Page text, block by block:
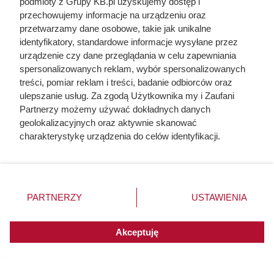
Wskoczyła w suknie i odparła zbrojny najazd na
Zamość. Kim była najodważniejsza magnatka XVII
wieku?
przechowujemy informacje na urządzeniu oraz
przetwarzamy dane osobowe, takie jak unikalne
identyfikatory, standardowe informacje wysyłane przez
urządzenie czy dane przeglądania w celu zapewniania
spersonalizowanych reklam, wybór spersonalizowanych
treści, pomiar reklam i treści, badanie odbiorców oraz
ulepszanie usług. Za zgodą Użytkownika my i Zaufani
Partnerzy możemy używać dokładnych danych
geolokalizacyjnych oraz aktywnie skanować
charakterystykę urządzenia do celów identyfikacji.
zmienić/wycofać klikając przycisk ustawień prywatności
znajdujący się w lewym dolnym rogu strony. Niektóre
użytkownika, ale masz prawo sprzeciwić się takiemu
przetwarzaniu. Preferencje będą miały zastosowania do
PARTNERZY USTAWIENIA
Akceptuję